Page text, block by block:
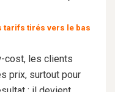
tarifs tirés vers le bas
cost, les clients
prix, surtout pour